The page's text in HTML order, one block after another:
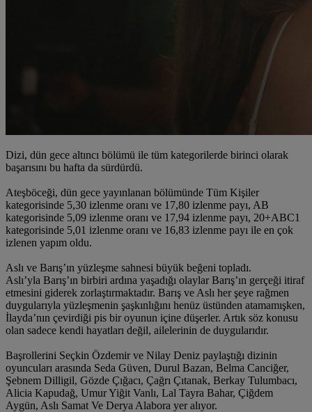
Dizi, dün gece altıncı bölümü ile tüm kategorilerde birinci olarak
başarısını bu hafta da sürdürdü.
Ateşböceği, dün gece yayınlanan bölümünde Tüm Kişiler
kategorisinde 5,30 izlenme oranı ve 17,80 izlenme payı, AB
kategorisinde 5,09 izlenme oranı ve 17,94 izlenme payı, 20+ABC1
kategorisinde 5,01 izlenme oranı ve 16,83 izlenme payı ile en çok
izlenen yapım oldu.
Aslı ve Barış’ın yüzleşme sahnesi büyük beğeni topladı.
Aslı’yla Barış’ın birbiri ardına yaşadığı olaylar Barış’ın gerçeği itiraf
etmesini giderek zorlaştırmaktadır. Barış ve Aslı her şeye rağmen
duygularıyla yüzleşmenin şaşkınlığını henüz üstünden atamamışken,
İlayda’nın çevirdiği pis bir oyunun içine düşerler. Artık söz konusu
olan sadece kendi hayatları değil, ailelerinin de duygularıdır.
Başrollerini Seçkin Özdemir ve Nilay Deniz paylaştığı dizinin
oyuncuları arasında Seda Güven, Durul Bazan, Belma Canciğer,
Şebnem Dilligil, Gözde Çığacı, Çağrı Çıtanak, Berkay Tulumbacı,
Alicia Kapudağ, Umur Yiğit Vanlı, Lal Tayra Bahar, Çiğdem
Aygün, Aslı Samat Ve Derya Alabora yer alıyor.